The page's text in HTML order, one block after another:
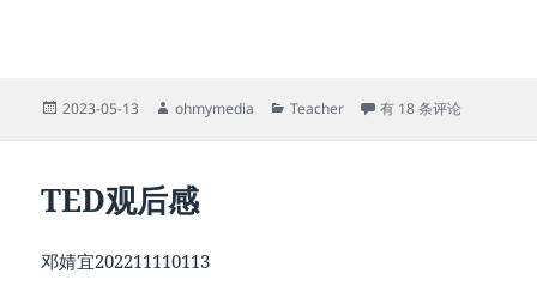
发
2023-05-13
作
ohmymedia
分
Teacher SMC2023-W13课后任务
有 18 条评论
TED观后感
邓婧宜202211110113